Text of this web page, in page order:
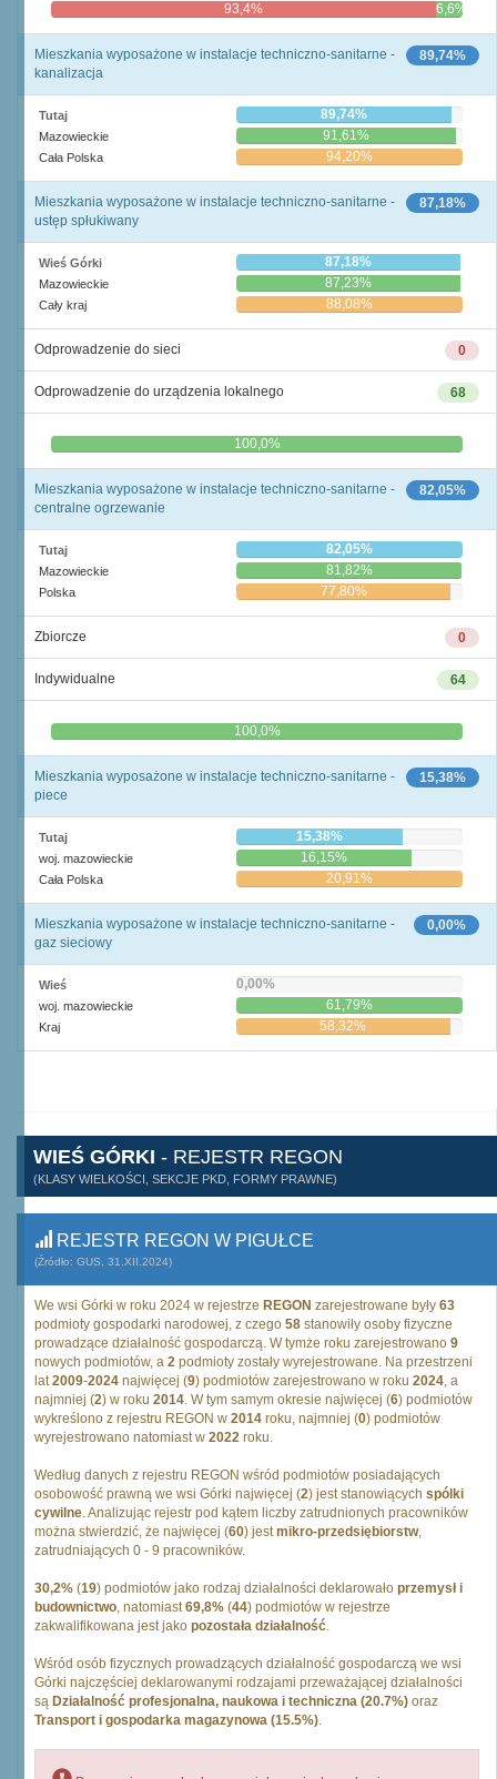
93,4% 6,6%
89,74%
Mieszkania wyposażone w instalacje techniczno-sanitarne -
kanalizacja
Tutaj 89,74%
Mazowieckie 91,61%
Cała Polska 94,20%
87,18%
Mieszkania wyposażone w instalacje techniczno-sanitarne -
ustęp spłukiwany
Wieś Górki 87,18%
Mazowieckie 87,23%
Cały kraj 88,08%
0
Odprowadzenie do sieci
68
Odprowadzenie do urządzenia lokalnego
0,0% 100,0%
82,05%
Mieszkania wyposażone w instalacje techniczno-sanitarne -
centralne ogrzewanie
Tutaj 82,05%
Mazowieckie 81,82%
Polska 77,80%
0
Zbiorcze
64
Indywidualne
0,0% 100,0%
15,38%
Mieszkania wyposażone w instalacje techniczno-sanitarne -
piece
Tutaj 15,38%
woj. mazowieckie 16,15%
Cała Polska 20,91%
0,00%
Mieszkania wyposażone w instalacje techniczno-sanitarne -
gaz sieciowy
Wieś 0,00%
woj. mazowieckie 61,79%
Kraj 58,32%
WIEŚ GÓRKI - REJESTR REGON
(KLASY WIELKOŚCI, SEKCJE PKD, FORMY PRAWNE)
REJESTR REGON W PIGUŁCE
(Źródło: GUS, 31.XII.2024)
We wsi Górki w roku 2024 w rejestrze REGON zarejestrowane były 63
podmioty gospodarki narodowej, z czego 58 stanowiły osoby fizyczne
prowadzące działalność gospodarczą. W tymże roku zarejestrowano 9
nowych podmiotów, a 2 podmioty zostały wyrejestrowane. Na przestrzeni
lat2009-2024 najwięcej (9) podmiotów zarejestrowano w roku 2024, a
najmniej (2) w roku 2014. W tym samym okresie najwięcej (6) podmiotów
wykreślono z rejestru REGON w 2014 roku, najmniej (0) podmiotów
wyrejestrowano natomiast w 2022 roku.
Według danych z rejestru REGON wśród podmiotów posiadających
osobowość prawną we wsi Górki najwięcej (2) jest stanowiących spólki
cywilne. Analizując rejestr pod kątem liczby zatrudnionych pracowników
można stwierdzić, że najwięcej (60) jestmikro-przedsiębiorstw,
zatrudniających 0 - 9 pracowników.
30,2% (19) podmiotów jako rodzaj działalności deklarowało przemysł i
budownictwo, natomiast69,8% (44) podmiotów w rejestrze
zakwalifikowana jest jako pozostała działalność.
Wśród osób fizycznych prowadzących działalność gospodarczą we wsi
Górki najczęściej deklarowanymi rodzajami przeważającej działalności
są Działalność profesjonalna, naukowa i techniczna (20.7%) oraz
Transport i gospodarka magazynowa (15.5%).